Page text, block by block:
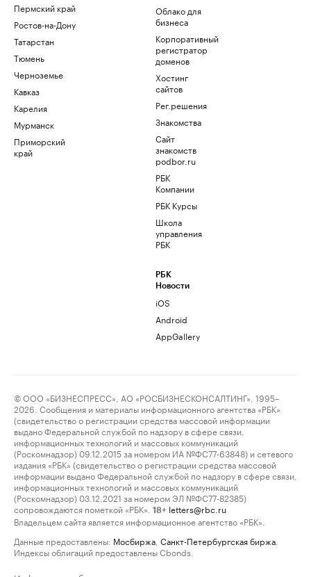
Пермский край
Ростов-на-Дону
Татарстан
Тюмень
Черноземье
Кавказ
Карелия
Мурманск
Приморский
край
Облако для
бизнеса
Корпоративный
регистратор
доменов
Хостинг
сайтов
Рег.решения
Знакомства
Сайт
знакомств
podbor.ru
РБК
Компании
РБК Курсы
Школа
управления
РБК
РБК
Новости
iOS
Android
AppGallery
© ООО «БИЗНЕСПРЕСС», АО «РОСБИЗНЕСКОНСАЛТИНГ», 1995–
2026. Сообщения и материалы информационного агентства «РБК»
(свидетельство о регистрации средства массовой информации
выдано Федеральной службой по надзору в сфере связи,
информационных технологий и массовых коммуникаций
(Роскомнадзор) 09.12.2015 за номером ИА №ФС77-63848) и сетевого
издания «РБК» (свидетельство о регистрации средства массовой
информации выдано Федеральной службой по надзору в сфере связи,
информационных технологий и массовых коммуникаций
(Роскомнадзор) 03.12.2021 за номером ЭЛ №ФС77-82385)
сопровождаются пометкой «РБК».
18+ letters@rbc.ru
Владельцем сайта является информационное агентство «РБК».
Данные предоставлены: Мосбиржа Санкт-Петербургская биржа
Индексы облигаций предоставлены Cbonds.